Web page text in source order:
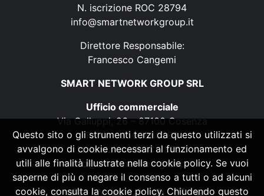
N. iscrizione ROC 28794
info@smartnetworkgroup.it
Direttore Responsabile:
Francesco Cangemi
SMART NETWORK GROUP SRL
Ufficio commerciale
Via Galluppi, 26 – 87100 Cosenza
P. IVA 03500860782
N. iscrizione ROC 28794
info@smartnetworkgroup.it
Questo sito o gli strumenti terzi da questo utilizzati si
avvalgono di cookie necessari al funzionamento ed
utili alle finalità illustrate nella cookie policy. Se vuoi
saperne di più o negare il consenso a tutti o ad alcuni
cookie, consulta la cookie policy. Chiudendo questo